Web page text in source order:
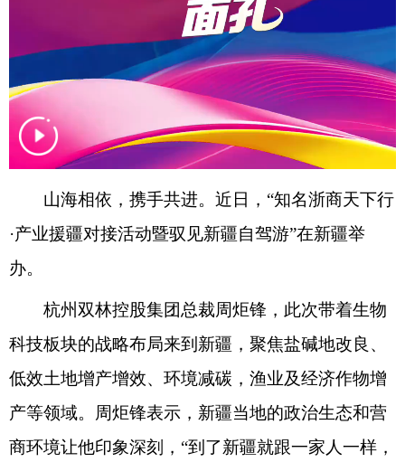
山海相依，携手共进。近日，“知名浙商天下行
·产业援疆对接活动暨驭见新疆自驾游”在新疆举
办。
杭州双林控股集团总裁周炬锋，此次带着生物
科技板块的战略布局来到新疆，聚焦盐碱地改良、
低效土地增产增效、环境减碳，渔业及经济作物增
产等领域。周炬锋表示，新疆当地的政治生态和营
商环境让他印象深刻，“到了新疆就跟一家人一样，